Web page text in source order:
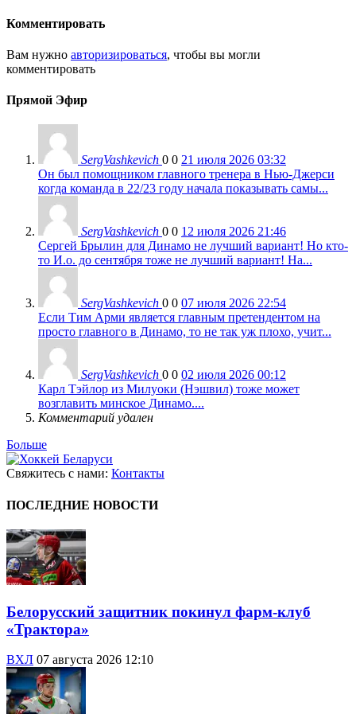
Комментировать
Вам нужно авторизироваться, чтобы вы могли
комментировать
Прямой Эфир
SergVashkevich 0 0 21 июля 2026 03:32
Он был помощником главного тренера в Нью-Джерси
когда команда в 22/23 году начала показывать самы...
SergVashkevich 0 0 12 июля 2026 21:46
Сергей Брылин для Динамо не лучший вариант! Но кто-
то И.о. до сентября тоже не лучший вариант! На...
SergVashkevich 0 0 07 июля 2026 22:54
Если Тим Арми является главным претендентом на
просто главного в Динамо, то не так уж плохо, учит...
SergVashkevich 0 0 02 июля 2026 00:12
Карл Тэйлор из Милуоки (Нэшвил) тоже может
возглавить минское Динамо....
Комментарий удален
Больше
Свяжитесь с нами: Контакты
ПОСЛЕДНИЕ НОВОСТИ
Белорусский защитник покинул фарм-клуб
«Трактора»
ВХЛ 07 августа 2026 12:10